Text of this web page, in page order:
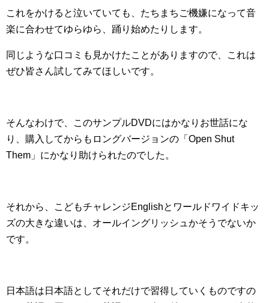
これをかけると泣いていても、たちまちご機嫌になって音
楽に合わせてゆらゆら、踊り始めたりします。
同じような口コミも見かけたことがありますので、これは
ぜひ皆さん試してみてほしいです。
そんなわけで、このサンプルDVDにはかなりお世話にな
り、購入してからもロングバージョンの「Open Shut
Them」にかなり助けられたのでした。
それから、こどもチャレンジEnglishとワールドワイドキッ
ズの大きな違いは、オールイングリッシュかそうでないか
です。
日本語は日本語としてそれだけで習得していくものですの